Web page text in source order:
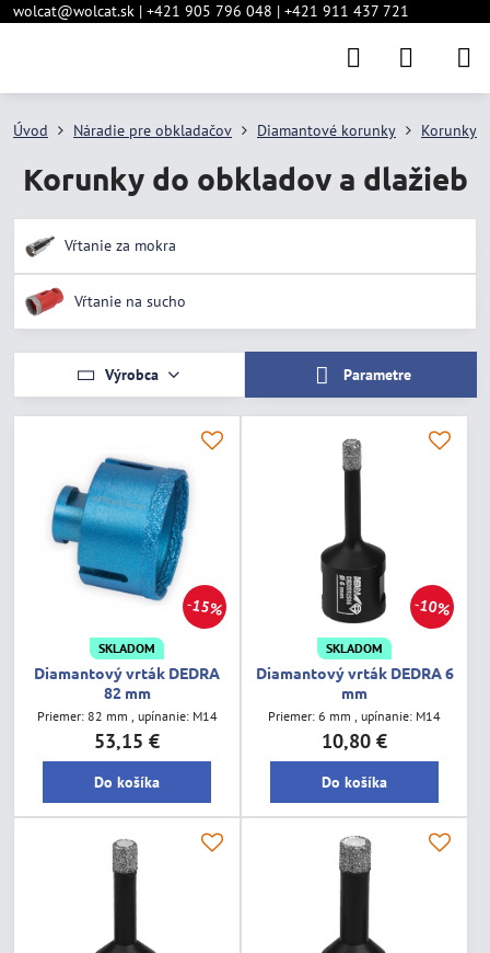
wolcat@wolcat.sk | +421 905 796 048 | +421 911 437 721
Úvod Náradie pre obkladačov Diamantové korunky Korunky
Korunky do obkladov a dlažieb
Vŕtanie za mokra
Vŕtanie na sucho
Výrobca Parametre
15%
SKLADOM
Diamantový vrták DEDRA
82 mm
Priemer: 82 mm , upínanie: M14
53,15 €
Do košíka
10%
SKLADOM
Diamantový vrták DEDRA 6
mm
Priemer: 6 mm , upínanie: M14
10,80 €
Do košíka